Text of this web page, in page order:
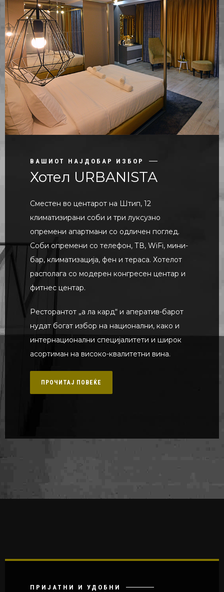
ВАШИОТ НАЈДОБАР ИЗБОР
Хотел URBANISTA
Сместен во центарот на Штип, 12
климатизирани соби и три луксузно
опремени апартмани со одличен поглед.
Соби опремени со телефон, ТВ, WiFi, мини-
бар, климатизација, фен и тераса. Хотелот
располага со модерен конгресен центар и
фитнес центар.
Ресторантот „а ла кард“ и аператив-барот
нудат богат избор на национални, како и
интернационални специјалитети и широк
асортиман на високо-квалитетни вина.
ПРОЧИТАЈ ПОВЕЌЕ
ПРИЈАТНИ И УДОБНИ